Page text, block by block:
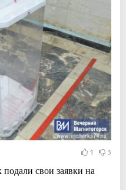
1 3
подали свои заявки на